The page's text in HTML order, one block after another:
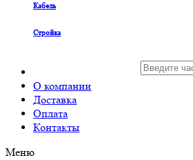
Кабель
Стройка
О компании
Доставка
Оплата
Контакты
Меню